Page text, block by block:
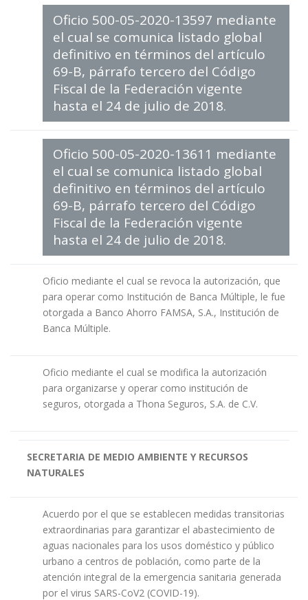
Oficio 500-05-2020-13597 mediante
el cual se comunica listado global
definitivo en términos del artículo
69-B, párrafo tercero del Código
Fiscal de la Federación vigente
hasta el 24 de julio de 2018.
Oficio 500-05-2020-13611 mediante
el cual se comunica listado global
definitivo en términos del artículo
69-B, párrafo tercero del Código
Fiscal de la Federación vigente
hasta el 24 de julio de 2018.
Oficio mediante el cual se revoca la autorización, que
para operar como Institución de Banca Múltiple, le fue
otorgada a Banco Ahorro FAMSA, S.A., Institución de
Banca Múltiple.
Oficio mediante el cual se modifica la autorización
para organizarse y operar como institución de
seguros, otorgada a Thona Seguros, S.A. de C.V.
SECRETARIA DE MEDIO AMBIENTE Y RECURSOS
NATURALES
Acuerdo por el que se establecen medidas transitorias
extraordinarias para garantizar el abastecimiento de
aguas nacionales para los usos doméstico y público
urbano a centros de población, como parte de la
atención integral de la emergencia sanitaria generada
por el virus SARS-CoV2 (COVID-19).